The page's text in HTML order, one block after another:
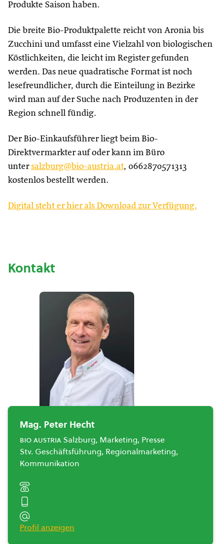
Produkte Saison haben.
Die breite Bio-Produktpalette reicht von Aronia bis
Zucchini und umfasst eine Vielzahl von biologischen
Köstlichkeiten, die leicht im Register gefunden
werden. Das neue quadratische Format ist noch
lesefreundlicher, durch die Einteilung in Bezirke
wird man auf der Suche nach Produzenten in der
Region schnell fündig.
Der Bio-Einkaufsführer liegt beim Bio-
Direktvermarkter auf oder kann im Büro
untersalzburg@bio-austria.at, 0662870571313
kostenlos bestellt werden.
Digital steht er hier als Download zur Verfügung.
Kontakt
Mag. Peter Hecht
bio austria Salzburg, Marketing, Presse
Stv. Geschäftsführung, Regionalmarketing,
Kommunikation
Profil anzeigen